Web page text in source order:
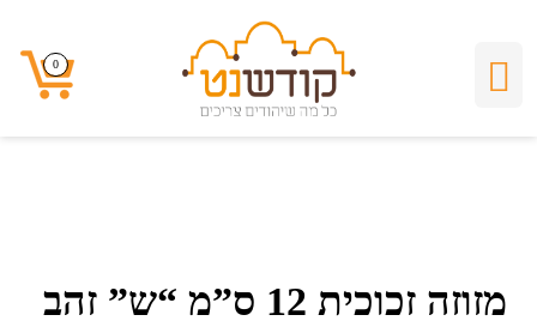
0
מזוזה זכוכית 12 ס”מ “ש” זהב
0